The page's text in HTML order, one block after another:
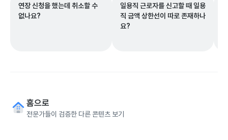
연장 신청을 했는데 취소할 수
없나요?
일용직 근로자를 신고할 때 일용
직 금액 상한선이 따로 존재하나
요?
홈으로
전문가들이 검증한 다른 콘텐츠 보기